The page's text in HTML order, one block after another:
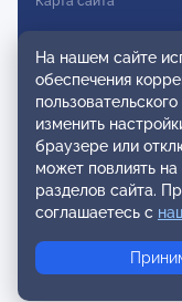
Осторожно мошенники
© 2026 ОППЛ. Все
разрешено только
источник.
ООО «ОППЛ»
Контент сайта
На нашем сайте
обеспечения
изменить
браузере или
может повлиять на
разделов сайта.
соглашаетесь с